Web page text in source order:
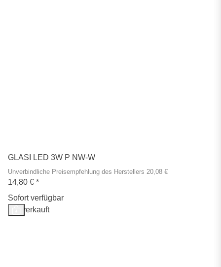
GLASI LED 3W P NW-W
Unverbindliche Preisempfehlung des Herstellers 20,08 €
14,80 € *
Sofort verfügbar
Ausverkauft